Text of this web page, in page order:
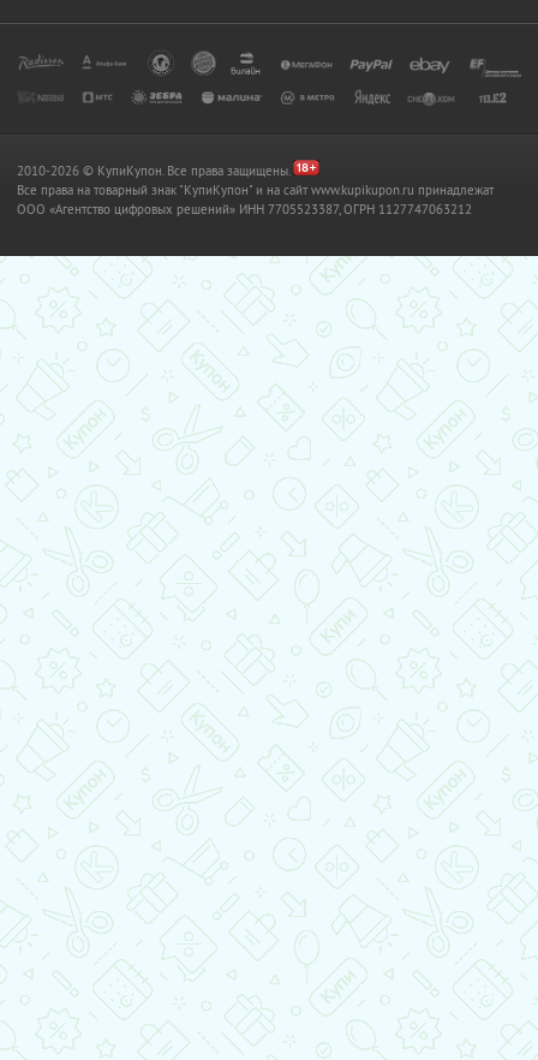
2010-2026 © КупиКупон. Все права защищены.
Все права на товарный знак "КупиКупон" и на сайт www.kupikupon.ru принадлежат
OOO «Агентство цифровых решений» ИНН 7705523387, ОГРН 1127747063212